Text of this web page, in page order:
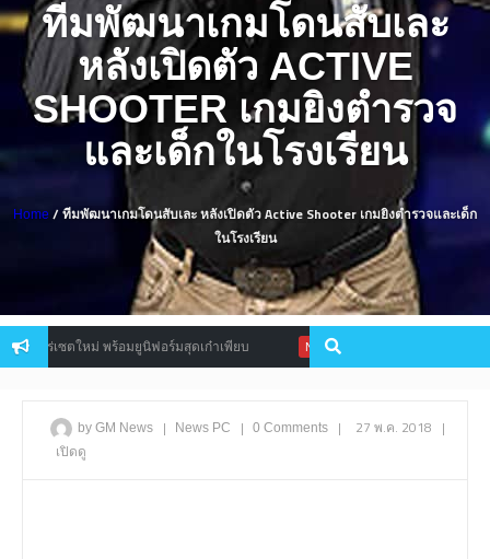
ทีมพัฒนาเกมโดนสับเละ
หลังเปิดตัว ACTIVE
SHOOTER เกมยิงตำรวจ
และเด็กในโรงเรียน
Home / ทีมพัฒนาเกมโดนสับเละ หลังเปิดตัว Active Shooter เกมยิงตำรวจและเด็ก
ในโรงเรียน
โร่เซตใหม่ พร้อมยูนิฟอร์มสุดเก๋าเพียบ Surviving Mars เกมสร้างอณ
by GM News | News PC | 0 Comments | 27 พ.ค. 2018 |
เปิดดู